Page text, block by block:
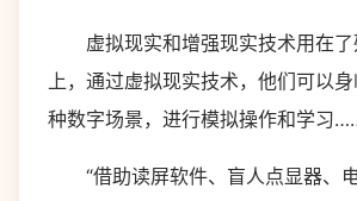
虚拟现实和增强现实技术用在了
上，通过虚拟现实技术，他们可以
种数字场景，进行模拟操作和学习
“借助读屏软件、盲人点显器、